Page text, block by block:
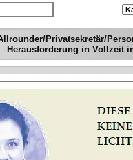
Privatsekretär/
Herausforderung in Vollzeit